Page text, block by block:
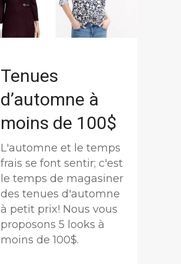
Tenues
d’automne à
moins de 100$
L'automne et le temps
frais se font sentir; c'est
le temps de magasiner
des tenues d'automne
à petit prix! Nous vous
proposons 5 looks à
moins de 100$.